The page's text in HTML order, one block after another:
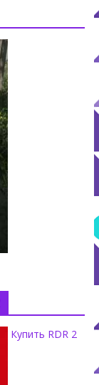
Купить RDR 2